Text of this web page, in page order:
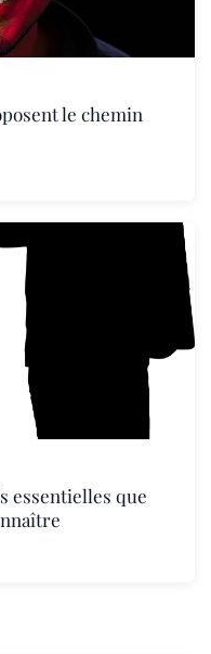
le chemin
essentielles que